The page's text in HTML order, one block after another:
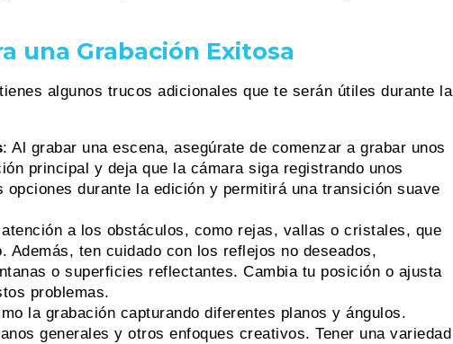
una Grabación Exitosa
algunos trucos adicionales que te serán útiles durante la
: Al grabar una escena, asegúrate de comenzar a grabar unos
principal y deja que la cámara siga registrando unos
opciones durante la edición y permitirá una transición suave
a los obstáculos, como rejas, vallas o cristales, que
Además, ten cuidado con los reflejos no deseados,
o superficies reflectantes. Cambia tu posición o ajusta
problemas.
la grabación capturando diferentes planos y ángulos.
generales y otros enfoques creativos. Tener una variedad